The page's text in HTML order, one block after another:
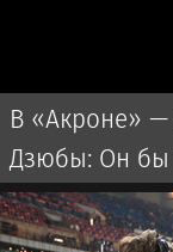
В «Акроне»
Дзюбы: Он бы